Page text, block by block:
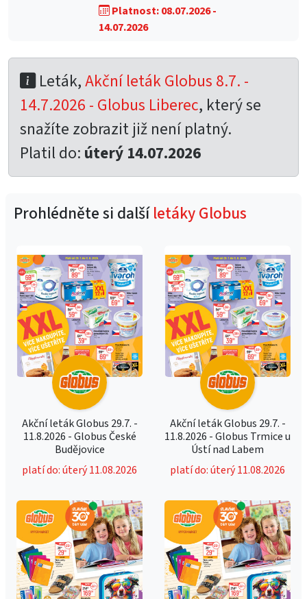
Platnost: 08.07.2026 -
14.07.2026
Leták,Akční leták Globus 8.7. -
14.7.2026 - Globus Liberec, který se
snažíte zobrazit již není platný.
Platil do: úterý 14.07.2026
Prohlédněte si dalšíletáky Globus
Akční leták Globus 29.7. -
11.8.2026 - Globus České
Budějovice
platí do: úterý 11.08.2026
Akční leták Globus 29.7. -
11.8.2026 - Globus Trmice u
Ústí nad Labem
platí do: úterý 11.08.2026